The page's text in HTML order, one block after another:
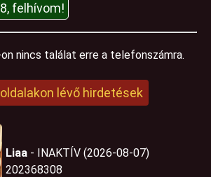
felhívom!
nincs találat erre a telefonszámra.
lévő hirdetések
Liaa - INAKTÍV (2026-08-07)
202368308